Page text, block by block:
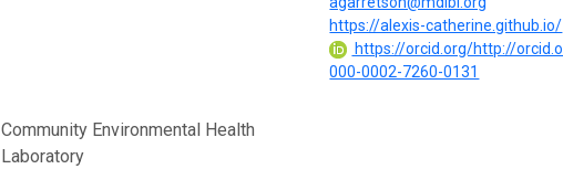
https://alexis-catherine.github.io/
https://orcid.org/http://
000-0002-7260-0131
Community Environmental Health
Laboratory